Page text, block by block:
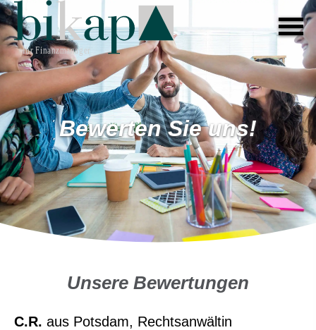
Bewerten Sie uns!
Unsere Bewertungen
C.R. aus Potsdam, Rechtsanwältin